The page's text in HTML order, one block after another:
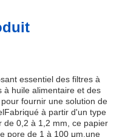
essentiel des filtres à
à huile alimentaire et des
fournir une solution de
à partir d'un type
de 0,2 à 1,2 mm, ce papier
pore de 1 à 100 μm.une